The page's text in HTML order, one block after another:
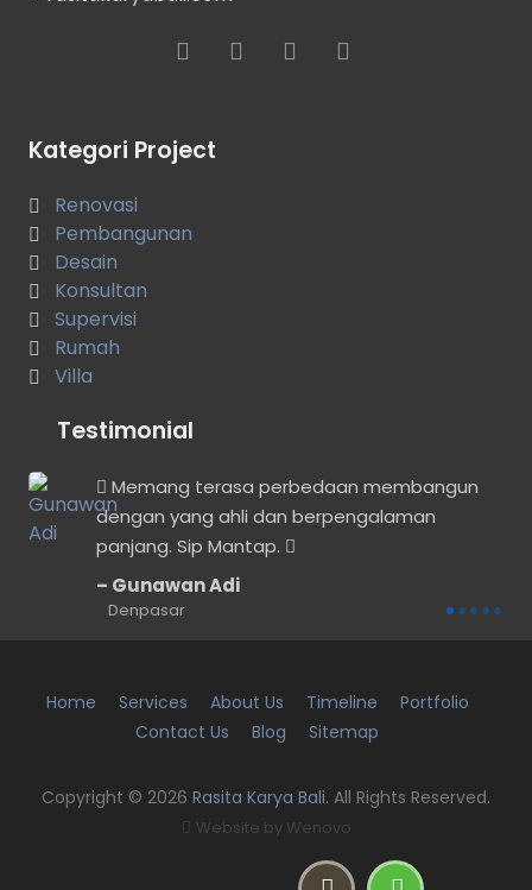
Kategori Project
Renovasi
Pembangunan
Desain
Konsultan
Supervisi
Rumah
Villa
Testimonial
Memang terasa perbedaan membangun
dengan yang ahli dan berpengalaman
panjang. Sip Mantap.
Gunawan Adi
Denpasar
Home Services About Us Timeline
Portfolio
Contact Us
Blog Sitemap
Copyright © 2026 Rasita Karya Bali. All Rights Reserved.
Website by Wenovo